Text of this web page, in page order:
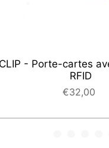
POLAAR - Icy magic
€32,00